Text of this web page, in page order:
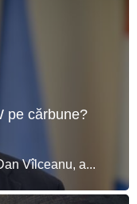
pe cărbune?
Vîlceanu, a...